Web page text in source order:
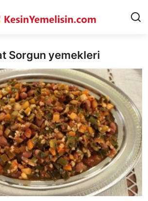
Hükümler
Sorgun yemekleri